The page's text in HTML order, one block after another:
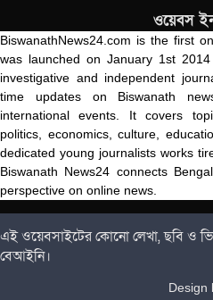
ওয়েবস
BiswanathNews24.com is the first
was launched on January 1st
investigative and independent
time updates on Biswanath
international events. It covers
politics, economics, culture,
dedicated young journalists works
Biswanath News24 connects
perspective on online news.
এই ওয়েবসাইটের কোনো লেখা, ছবি ও
বেআইনি।
Design